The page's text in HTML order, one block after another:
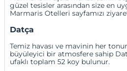
güzel tesisler arasından size en
Marmaris Otelleri sayfamızı
Datça
Temiz havası ve mavinin her
büyüleyici bir atmosfere sahip
ufaklı toplam 52 koy bulunur.